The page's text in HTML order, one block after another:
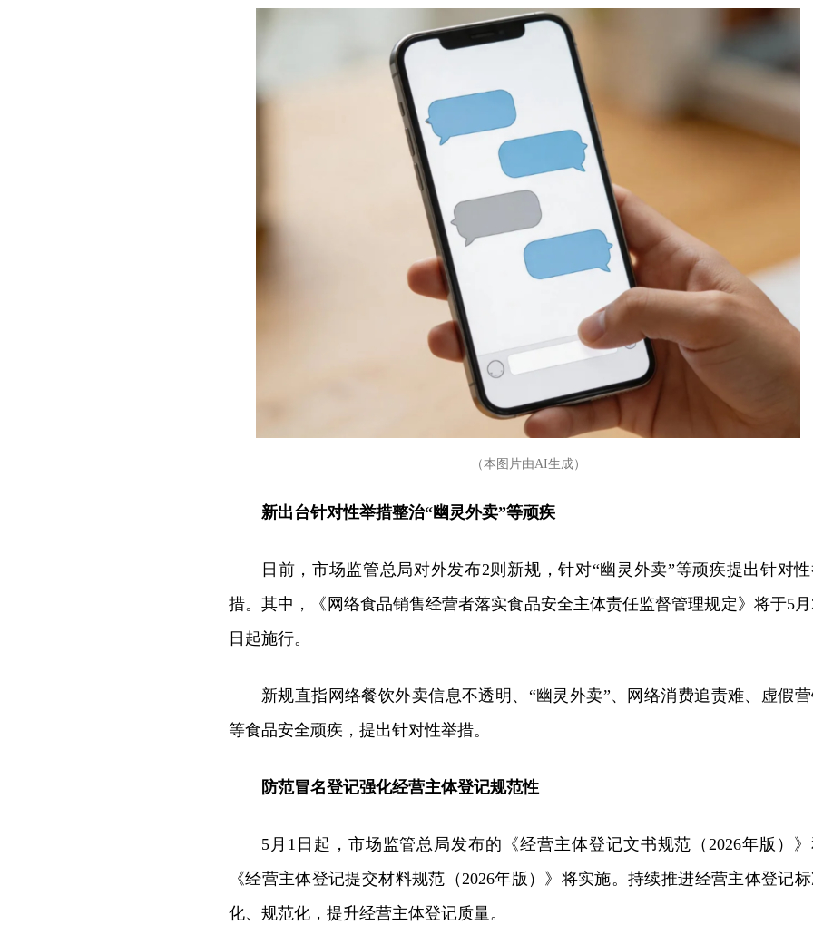
（本图片由AI生成）
新出台针对性举措整治“幽灵外卖”等顽疾
日前，市场监管总局对外发布2则新规，针对“幽灵外卖”等顽疾提出针对
措。其中，《网络食品销售经营者落实食品安全主体责任监督管理规定》将于5月
日起施行。
新规直指网络餐饮外卖信息不透明、“幽灵外卖”、网络消费追责难、虚假
等食品安全顽疾，提出针对性举措。
防范冒名登记强化经营主体登记规范性
5月1日起，市场监管总局发布的《经营主体登记文书规范（2026年版）》
《经营主体登记提交材料规范（2026年版）》将实施。持续推进经营主体登记
化、规范化，提升经营主体登记质量。